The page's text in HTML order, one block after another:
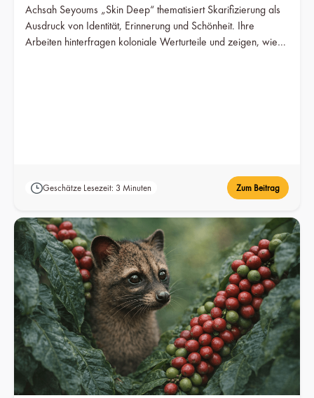
Achsah Seyoums „Skin Deep“ thematisiert Skarifizierung als
Ausdruck von Identität, Erinnerung und Schönheit. Ihre
Arbeiten hinterfragen koloniale Werturteile und zeigen, wie
Geschätze Lesezeit: 3 Minuten Zum Beitrag